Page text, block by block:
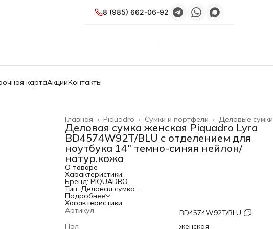
8 (985) 662-06-92
картаАкцииКонтакты
Деловые сумки
Сумки и портфели ›
Piquadro ›
Главная ›
Деловая сумка женская Piquadro Lyra
BD4574W92T/BLU с отделением для
ноутбука 14" темно-синяя нейлон/
натур.кожа
О товаре
Характеристики:
Бренд: PIQUADRO
Тип: Деловая сумка
Коллекция: Lyra
PartNumber/Артикул Производителя: BD4574W92T/BLU
Назначение: для ноутбука
Материал верха: нейлон
Отделение для ноутбука: ДА
Подробнее
Характеристики
Артикул
BD4574W92T/BLU
Пол
женская